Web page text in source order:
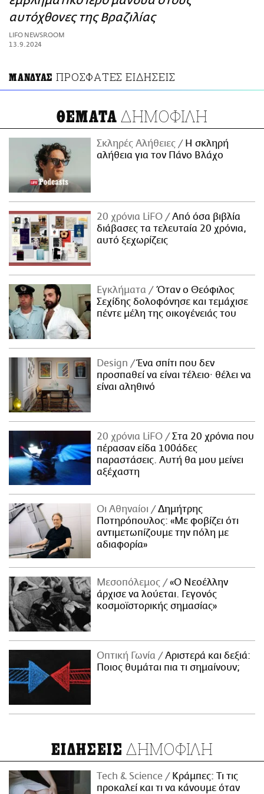
ΑΜΠΑ
PRINT
αυτόχθονες της Βραζιλίας
LIFO NEWSROOM
13.9.2024
ΜΑΝΔΥΑΣ ΠΡΟΣΦΑΤΕΣ ΕΙΔΗΣΕΙΣ
ΘΕΜΑΤΑ ΔΗΜΟΦΙΛΗ
Σκληρές Αλήθειες
H σκληρή
αλήθεια για τον Πάνο Βλάχο
20 χρόνια LiFO
Από όσα βιβλία
διάβασες τα τελευταία 20 χρόνια,
αυτό ξεχωρίζεις
Εγκλήματα
Όταν ο Θεόφιλος
Σεχίδης δολοφόνησε και τεμάχισε
πέντε μέλη της οικογένειάς του
Design
Ένα σπίτι που δεν
προσπαθεί να είναι τέλειο· θέλει να
είναι αληθινό
20 χρόνια LiFO
Στα 20 χρόνια που
πέρασαν είδα 100άδες
παραστάσεις. Αυτή θα μου μείνει
αξέχαστη
Οι Αθηναίοι
Δημήτρης
Ποτηρόπουλος: «Με φοβίζει ότι
αντιμετωπίζουμε την πόλη με
αδιαφορία»
Μεσοπόλεμος
«Ο Νεοέλλην
άρχισε να λούεται. Γεγονός
κοσμοϊστορικής σημασίας»
Οπτική Γωνία
Αριστερά και δεξιά:
Ποιος θυμάται πια τι σημαίνουν;
ΕΙΔΗΣΕΙΣ ΔΗΜΟΦΙΛΗ
Τech & Science
Κράμπες: Τι τις
προκαλεί και τι να κάνουμε όταν